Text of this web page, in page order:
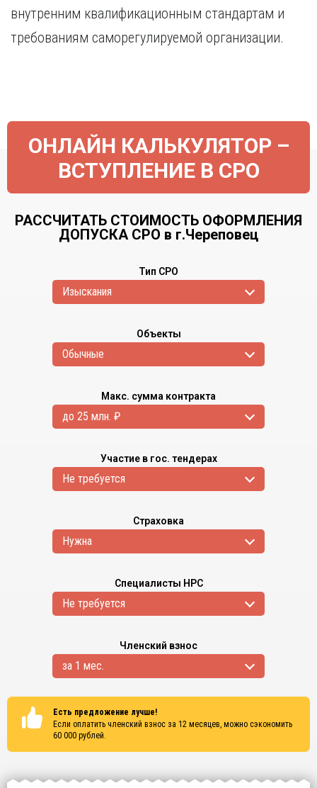
Липецк
М
Набережные Челны
Нижний Новгород
Нижний Тагил
Чебоксары
Челябинск
Ярославль
внутренним квалификационным стандартам и
требованиям саморегулируемой организации.
ОНЛАЙН КАЛЬКУЛЯТОР –
ВСТУПЛЕНИЕ В СРО
РАССЧИТАТЬ СТОИМОСТЬ ОФОРМЛЕНИЯ
ДОПУСКА СРО в г.Череповец
Тип СРО
Изыскания
Объекты
Обычные
Макс. сумма контракта
до 25 млн. ₽
Участие в гос. тендерах
Не требуется
Страховка
Нужна
Специалисты НРС
Не требуется
Членский взнос
за 1 мес.
Есть предложение лучше!
Если оплатить членский взнос за 12 месяцев, можно сэкономить
60 000 рублей.
Сертификаты